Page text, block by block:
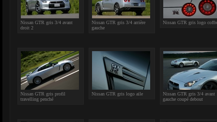
Nissan GTR gris 3/4 avant
droit 2
Nissan GTR gris 3/4 arrière
gauche
Nissan GTR gris logo
Nissan GTR gris profil
travelling penché
Nissan GTR gris logo aile
Nissan GTR gris 3/4 avant
gauche coupé debout